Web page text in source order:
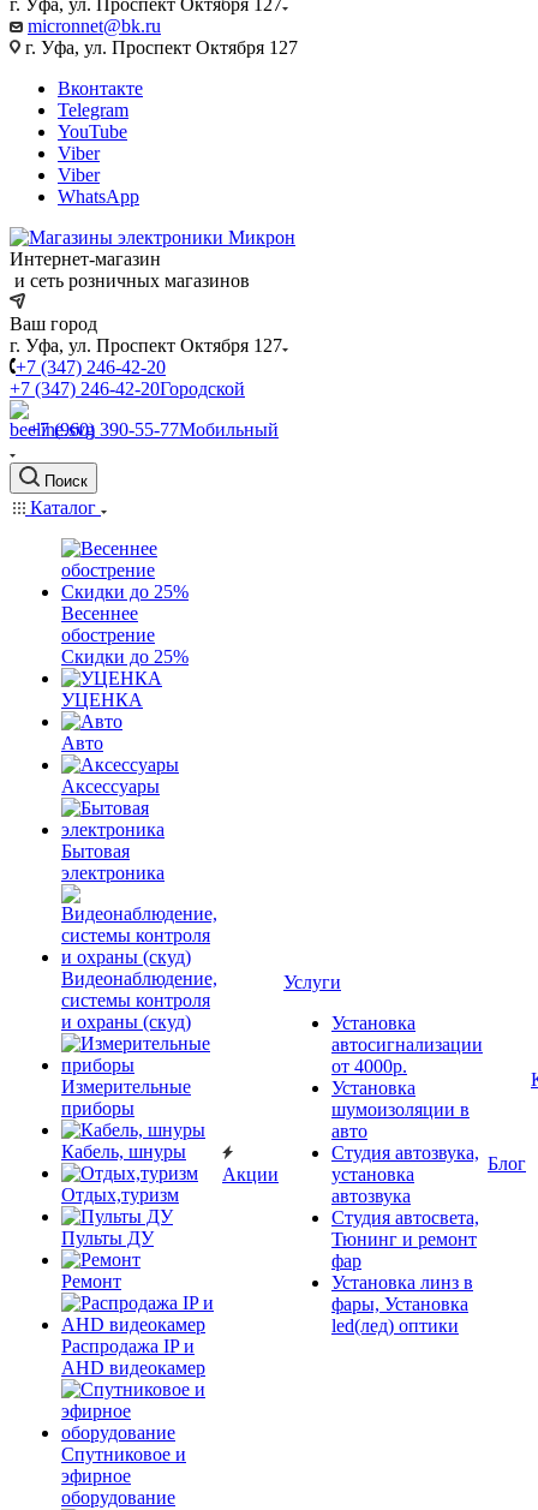
г. Уфа, ул. Проспект Октября 127
micronnet@bk.ru
г. Уфа, ул. Проспект Октября 127
Вконтакте
Telegram
YouTube
Viber
Viber
WhatsApp
Интернет-магазин
и сеть розничных магазинов
Ваш город
г. Уфа, ул. Проспект Октября 127
+7 (347) 246-42-20
+7 (347) 246-42-20Городской
+7 (960) 390-55-77Мобильный
Поиск
Каталог
Весеннее
обострение
Скидки до 25%
УЦЕНКА
Авто
Аксессуары
Бытовая
электроника
Видеонаблюдение,
системы контроля
и охраны (скуд)
Измерительные
приборы
Кабель, шнуры
Отдых,туризм
Пульты ДУ
Ремонт
Распродажа IP и
AHD видеокамер
Спутниковое и
эфирное
оборудование
Акции
Услуги
Установка
автосигнализации
от 4000р.
Установка
шумоизоляции в
авто
Студия автозвука,
установка
автозвука
Студия автосвета,
Тюнинг и ремонт
фар
Установка линз в
фары, Установка
led(лед) оптики
Блог